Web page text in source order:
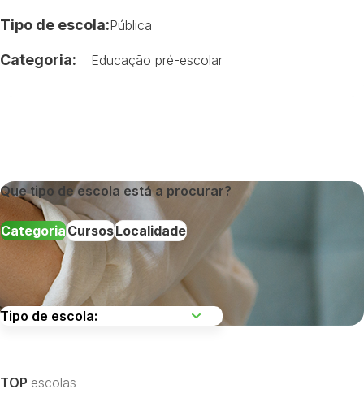
Tipo de escola:Pública
Categoria: Educação pré-escolar
Que tipo de escola está a procurar?
CategoriaCursosLocalidade
TOP escolas